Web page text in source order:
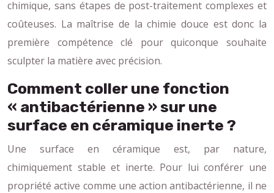
chimique, sans étapes de post-traitement complexes et
coûteuses. La maîtrise de la chimie douce est donc la
première compétence clé pour quiconque souhaite
sculpter la matière avec précision.
Comment coller une fonction
« antibactérienne » sur une
surface en céramique inerte ?
Une surface en céramique est, par nature,
chimiquement stable et inerte. Pour lui conférer une
propriété active comme une action antibactérienne, il ne